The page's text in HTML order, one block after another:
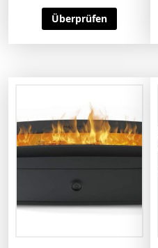
Überprüfen